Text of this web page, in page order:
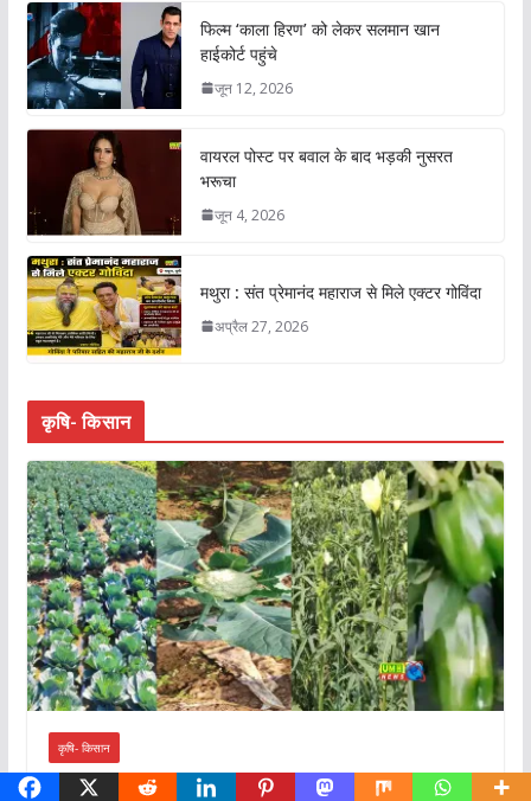
फिल्म ‘काला हिरण’ को लेकर सलमान खान
हाईकोर्ट पहुंचे
जून 12, 2026
वायरल पोस्ट पर बवाल के बाद भड़की नुसरत
भरूचा
जून 4, 2026
मथुरा : संत प्रेमानंद महाराज से मिले एक्टर गोविंदा
अप्रैल 27, 2026
कृषि- किसान
कृषि- किसान